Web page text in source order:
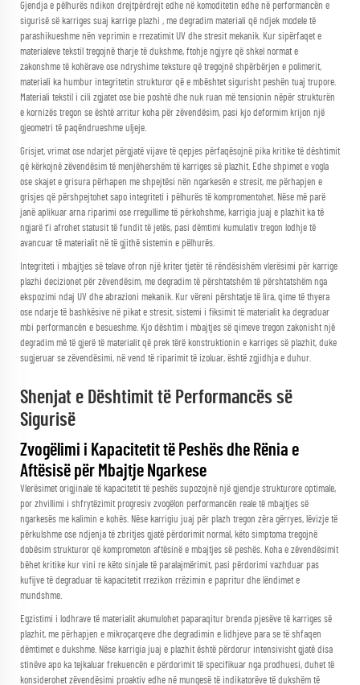
Gjendja e pëlhurës ndikon drejtpërdrejt edhe në komoditetin edhe në performancën e
sigurisë së karriges suaj karrige plazhi , me degradim materiali që ndjek modele të
parashikueshme nën veprimin e rrezatimit UV dhe stresit mekanik. Kur sipërfaqet e
materialeve tekstil tregojnë tharje të dukshme, ftohje ngjyre që shkel normat e
zakonshme të kohërave ose ndryshime teksture që tregojnë shpërbërjen e polimerit,
materiali ka humbur integritetin strukturor që e mbështet sigurisht peshën tuaj trupore.
Materiali tekstil i cili zgjatet ose bie poshtë dhe nuk ruan më tensionin nëpër strukturën
e kornizës tregon se është arritur koha për zëvendësim, pasi kjo deformim krijon një
gjeometri të paqëndrueshme uljeje.
Grisjet, vrimat ose ndarjet përgjatë vijave të qepjes përfaqësojnë pika kritike të dështimit
që kërkojnë zëvendësim të menjëhershëm të karriges së plazhit. Edhe shpimet e vogla
ose skajet e grisura përhapen me shpejtësi nën ngarkesën e stresit, me përhapjen e
grisjes që përshpejtohet sapo integriteti i pëlhurës të kompromentohet. Nëse më parë
janë aplikuar arna riparimi ose rregullime të përkohshme, karrigia juaj e plazhit ka të
ngjarë t'i afrohet statusit të fundit të jetës, pasi dëmtimi kumulativ tregon lodhje të
avancuar të materialit në të gjithë sistemin e pëlhurës.
Integriteti i mbajtjes së telave ofron një kriter tjetër të rëndësishëm vlerësimi për karrige
plazhi decizionet për zëvendësim, me degradim të përshtatshëm të përshtatshëm nga
ekspozimi ndaj UV dhe abrazioni mekanik. Kur vëreni përshtatje të lira, qime të thyera
ose ndarje të bashkësive në pikat e stresit, sistemi i fiksimit të materialit ka degraduar
mbi performancën e besueshme. Kjo dështim i mbajtjes së qimeve tregon zakonisht një
degradim më të gjerë të materialit që prek tërë konstruktionin e karriges së plazhit, duke
sugjeruar se zëvendësimi, në vend të riparimit të izoluar, është zgjidhja e duhur.
Shenjat e Dështimit të Performancës së
Sigurisë
Zvogëlimi i Kapacitetit të Peshës dhe Rënia e
Aftësisë për Mbajtje Ngarkese
Vlerësimet origjinale të kapacitetit të peshës supozojnë një gjendje strukturore optimale,
por zhvillimi i shfrytëzimit progresiv zvogëlon performancën reale të mbajtjes së
ngarkesës me kalimin e kohës. Nëse karrigiu juaj për plazh tregon zëra gërryes, lëvizje të
përkulshme ose ndjenja të zbritjes gjatë përdorimit normal, këto simptoma tregojnë
dobësim strukturor që komprometon aftësinë e mbajtjes së peshës. Koha e zëvendësimit
bëhet kritike kur vini re këto sinjale të paralajmërimit, pasi përdorimi vazhduar pas
kufijve të degraduar të kapacitetit rrezikon rrëzimin e papritur dhe lëndimet e
mundshme.
Egzistimi i lodhrave të materialit akumulohet paparaqitur brenda pjesëve të karriges së
plazhit, me përhapjen e mikroçarqeve dhe degradimin e lidhjeve para se të shfaqen
dëmtimet e dukshme. Nëse karrigia juaj e plazhit është përdorur intensivisht gjatë disa
stinëve apo ka tejkaluar frekuencën e përdorimit të specifikuar nga prodhuesi, duhet të
konsiderohet zëvendësimi proaktiv edhe në mungesë të indikatorëve të dukshëm të